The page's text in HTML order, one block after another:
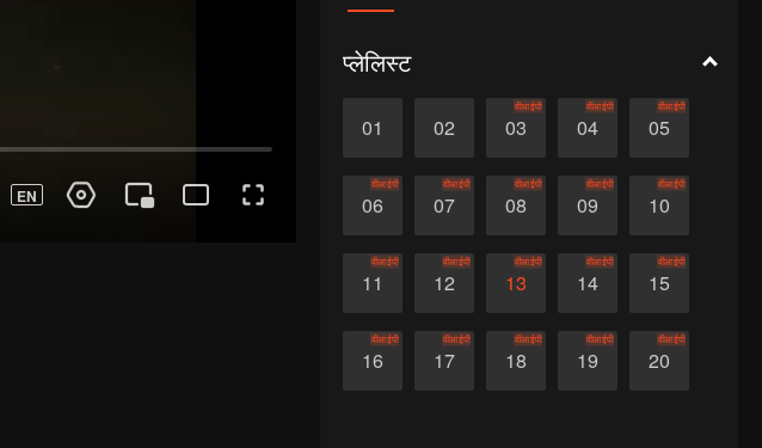
प्लेलिस्ट
01 02 03
वीआईपी
04
वीआईपी
05
वीआईपी
06
वीआईपी
07
वीआईपी
08
वीआईपी
09
वीआईपी
10
वीआईपी
11
वीआईपी
12
वीआईपी
13
वीआईपी
14
वीआईपी
15
वीआईपी
16
वीआईपी
17
वीआईपी
18
वीआईपी
19
वीआईपी
20
वीआईपी